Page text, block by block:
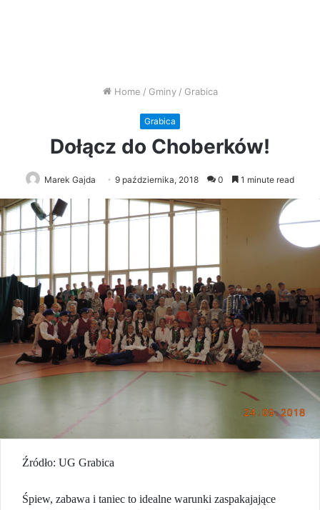
Home / Gminy / Grabica
Grabica
Dołącz do Choberków!
Marek Gajda 9 października, 2018 0 1 minute read
Źródło: UG Grabica
Śpiew, zabawa i taniec to idealne warunki zaspakajające